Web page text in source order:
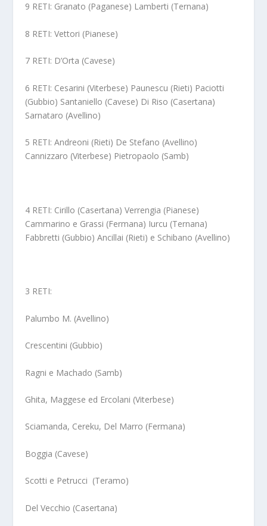
9 RETI: Granato (Paganese) Lamberti (Ternana)
8 RETI: Vettori (Pianese)
7 RETI: D’Orta (Cavese)
6 RETI: Cesarini (Viterbese) Paunescu (Rieti) Paciotti
(Gubbio) Santaniello (Cavese) Di Riso (Casertana)
Sarnataro (Avellino)
5 RETI: Andreoni (Rieti) De Stefano (Avellino)
Cannizzaro (Viterbese) Pietropaolo (Samb)
4 RETI: Cirillo (Casertana) Verrengia (Pianese)
Cammarino e Grassi (Fermana) Iurcu (Ternana)
Fabbretti (Gubbio) Ancillai (Rieti) e Schibano (Avellino)
3 RETI:
Palumbo M. (Avellino)
Crescentini (Gubbio)
Ragni e Machado (Samb)
Ghita, Maggese ed Ercolani (Viterbese)
Sciamanda, Cereku, Del Marro (Fermana)
Boggia (Cavese)
Scotti e Petrucci (Teramo)
Del Vecchio (Casertana)